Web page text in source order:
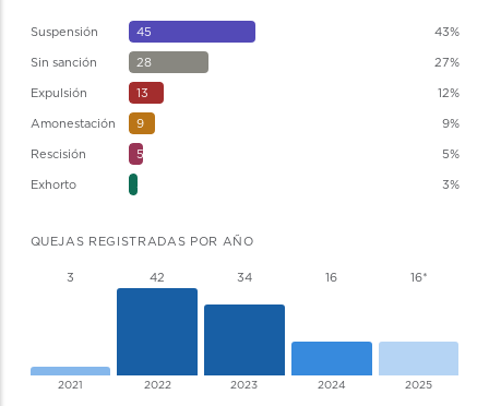
Suspensión 45 43%
Sin sanción 28 27%
Expulsión 13 12%
Amonestación 9 9%
Rescisión 5 5%
Exhorto 3 3%
QUEJAS REGISTRADAS POR AÑO
3
2021
42
2022
34
2023
16
2024
16*
2025